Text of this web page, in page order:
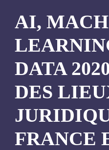
AI,
DATA
DES
FRANCE